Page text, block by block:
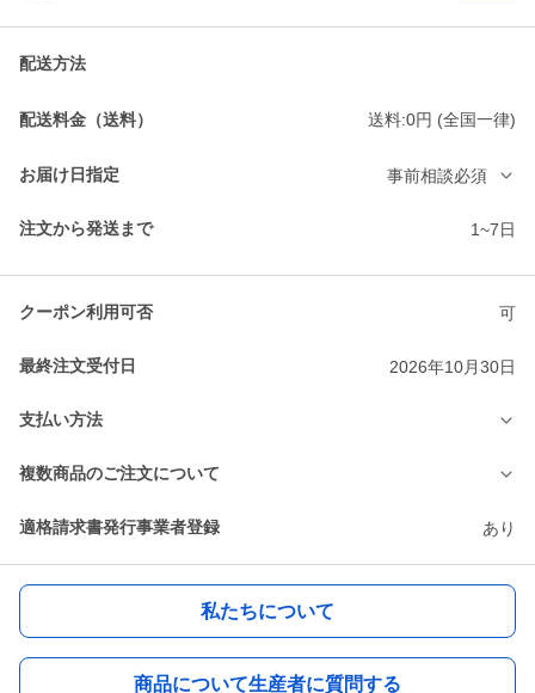
配送方法
配送料金（送料） 送料:0円 (全国一律)
お届け日指定 事前相談必須
注文から発送まで 1~7日
クーポン利用可否 可
最終注文受付日 2026年10月30日
支払い方法
複数商品のご注文について
適格請求書発行事業者登録 あり
私たちについて
商品について生産者に質問する